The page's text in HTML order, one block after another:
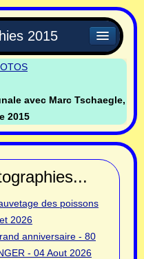
2015
avec Marc Tschaegle,
2015
des poissons
2026
anniversaire - 80
- 04 Aout 2026